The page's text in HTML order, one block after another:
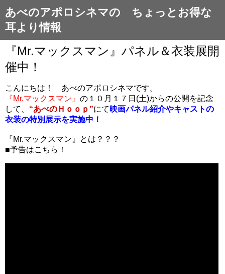
あべのアポロシネマの ちょっとお得な
耳より情報
『Mr.マックスマン』パネル＆衣装展開
催中！
こんにちは！ あべのアポロシネマです。
『Mr.マックスマン』 の１０月１７日(土)からの公開を記念
して、 “あべのＨｏｏｐ”にて 映画パネル紹介やキャストの
衣装の特別展示を実施中！
『Mr.マックスマン』とは？？？
■予告はこちら！